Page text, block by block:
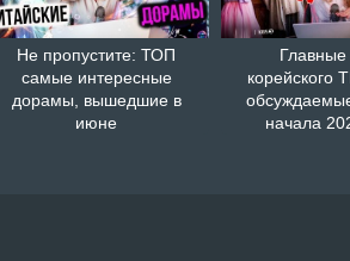
Не пропустите: ТОП
самые интересные
дорамы, вышедшие в
июне
Главные
корейского
начала